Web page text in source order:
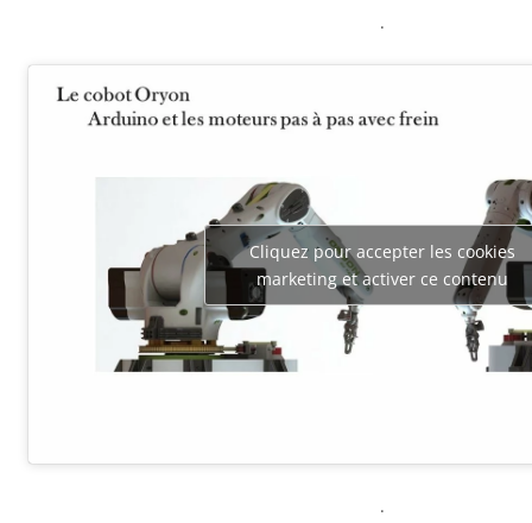
.
Cliquez pour accepter les cookies
marketing et activer ce contenu
.